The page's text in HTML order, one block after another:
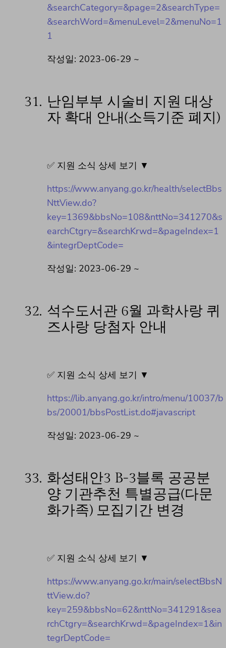
&searchCategory=&page=2&searchType=
&searchWord=&menuLevel=2&menuNo=1
1
작성일: 2023-06-29 ~
31. 난임부부 시술비 지원 대상
자 확대 안내(소득기준 폐지)
✅ 지원 소식 상세 보기 ▼
https://www.anyang.go.kr/health/selectBbs
NttView.do?
key=1369&bbsNo=108&nttNo=341270&s
earchCtgry=&searchKrwd=&pageIndex=1
&integrDeptCode=
작성일: 2023-06-29 ~
32. 석수도서관 6월 과학사랑 퀴
즈사랑 당첨자 안내
✅ 지원 소식 상세 보기 ▼
https://lib.anyang.go.kr/intro/menu/10037/b
bs/20001/bbsPostList.do#javascript
작성일: 2023-06-29 ~
33. 화성태안3 B-3블록 공공분
양 기관추천 특별공급(다문
화가족) 모집기간 변경
✅ 지원 소식 상세 보기 ▼
https://www.anyang.go.kr/main/selectBbsN
ttView.do?
key=259&bbsNo=62&nttNo=341291&sea
rchCtgry=&searchKrwd=&pageIndex=1&in
tegrDeptCode=